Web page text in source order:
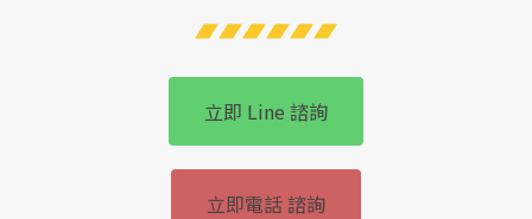
立即 Line 諮詢
立即電話 諮詢